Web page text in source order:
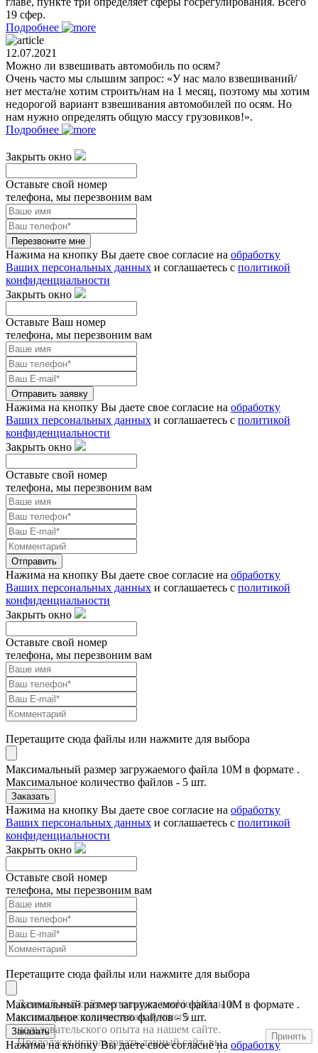
19 сфер.
Подробнее
12.07.2021
Можно ли взвешивать автомобиль по осям?
Очень часто мы слышим запрос: «У нас мало взвешиваний/
нет места/не хотим строить/нам на 1 месяц, поэтому мы хотим
недорогой вариант взвешивания автомобилей по осям. Но
нам нужно определять общую массу грузовиков!».
Подробнее
Закрыть окно
Оставьте свой номер
телефона, мы перезвоним вам
Перезвоните мне
Нажима на кнопку Вы даете свое согласие на обработку
Ваших персональных данных и соглашаетесь с политикой
конфиденциальности
Закрыть окно
Оставьте Ваш номер
телефона, мы перезвоним вам
Отправить заявку
Нажима на кнопку Вы даете свое согласие на обработку
Ваших персональных данных и соглашаетесь с политикой
конфиденциальности
Закрыть окно
Оставьте свой номер
телефона, мы перезвоним вам
Отправить
Нажима на кнопку Вы даете свое согласие на обработку
Ваших персональных данных и соглашаетесь с политикой
конфиденциальности
Закрыть окно
Оставьте свой номер
телефона, мы перезвоним вам
Перетащите сюда файлы или нажмите для выбора
Максимальный размер загружаемого файла 10M в формате .
Максимальное количество файлов - 5 шт.
Заказать
Нажима на кнопку Вы даете свое согласие на обработку
Ваших персональных данных и соглашаетесь с политикой
конфиденциальности
Закрыть окно
Оставьте свой номер
телефона, мы перезвоним вам
Перетащите сюда файлы или нажмите для выбора
Максимальный размер загружаемого файла 10M в формате .
Максимальное количество файлов - 5 шт.
Заказать
Нажима на кнопку Вы даете свое согласие на обработку
Данный веб-сайт использует cookie-файлы в
целях предоставления вам лучшего
пользовательского опыта на нашем сайте.
Продолжая использовать данный сайт, вы
Принять